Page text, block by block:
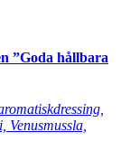
”Goda hållbara